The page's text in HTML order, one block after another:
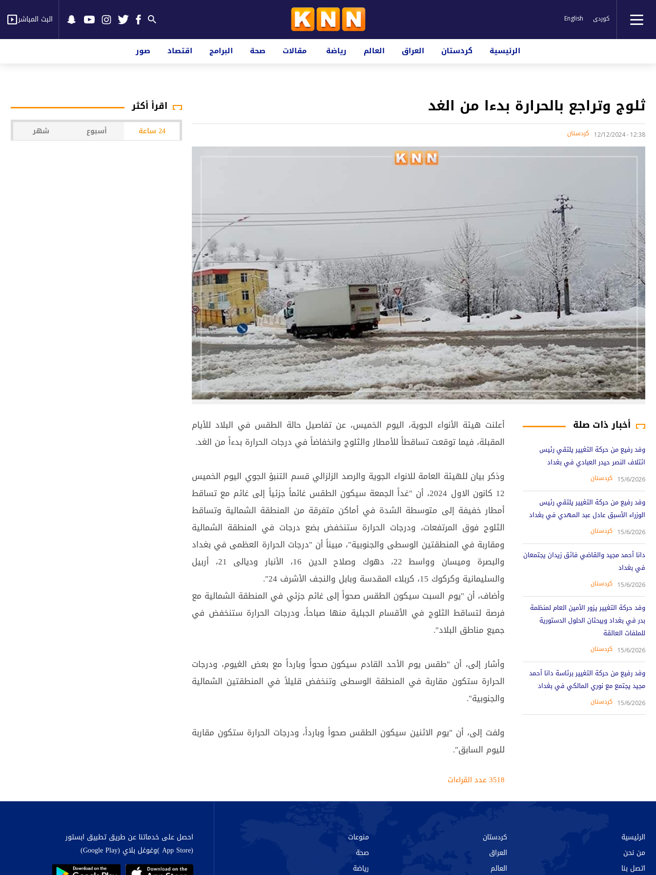
کوردی English البث المباشر
الرئيسية كردستان العراق العالم رياضة مقالات صحة البرامج اقتصاد صور
ثلوج وتراجع بالحرارة بدءا من الغد
12:38 - 12/12/2024 کردستان
أخبار ذات صلة
وفد رفيع من حركة التغيير يلتقي رئيس
ائتلاف النصر حيدر العبادي في بغداد
15/6/2026 کردستان
وفد رفيع من حركة التغيير يلتقي رئيس
الوزراء الأسبق عادل عبد المهدي في بغداد
15/6/2026 کردستان
دانا أحمد مجيد والقاضي فائق زيدان يجتمعان
في بغداد
15/6/2026 کردستان
وفد حركة التغيير يزور الأمين العام لمنظمة
بدر في بغداد ويبحثان الحلول الدستورية
للملفات العالقة
15/6/2026 کردستان
وفد رفيع من حركة التغيير برئاسة دانا أحمد
مجيد يجتمع مع نوري المالكي في بغداد
15/6/2026 کردستان
أعلنت هيئة الأنواء الجوية، اليوم الخميس، عن تفاصيل حالة الطقس في البلاد للأيام
المقبلة، فيما توقعت تساقطاً للأمطار والثلوج وانخفاضاً في درجات الحرارة بدءاً من الغد.
وذكر بيان للهيئة العامة للانواء الجوية والرصد الزلزالي قسم التنبؤ الجوي اليوم الخميس
12 كانون الاول 2024، أن "غداً الجمعة سيكون الطقس غائماً جزئياً إلى غائم مع تساقط
أمطار خفيفة إلى متوسطة الشدة في أماكن متفرقة من المنطقة الشمالية وتساقط
الثلوج فوق المرتفعات، ودرجات الحرارة ستنخفض بضع درجات في المنطقة الشمالية
ومقاربة في المنطقتين الوسطى والجنوبية"، مبيناً أن "درجات الحرارة العظمى في بغداد
والبصرة وميسان وواسط 22، دهوك وصلاح الدين 16، الأنبار وديالى 21، أربيل
والسليمانية وكركوك 15، كربلاء المقدسة وبابل والنجف الأشرف 24".
وأضاف، أن "يوم السبت سيكون الطقس صحواً إلى غائم جزئي في المنطقة الشمالية مع
فرصة لتساقط الثلوج في الأقسام الجبلية منها صباحاً، ودرجات الحرارة ستنخفض في
جميع مناطق البلاد".
وأشار إلى، أن "طقس يوم الأحد القادم سيكون صحواً وبارداً مع بعض الغيوم، ودرجات
الحرارة ستكون مقاربة في المنطقة الوسطى وتنخفض قليلاً في المنطقتين الشمالية
والجنوبية".
ولفت إلى، أن "يوم الاثنين سيكون الطقس صحواً وبارداً، ودرجات الحرارة ستكون مقاربة
لليوم السابق".
3518 عدد القراءات‌‌
اقرأ أكثر
24 ساعة أسبوع شهر
الرئيسية
من نحن‌
اتصل بنا
كردستان
العراق
العالم
منوعات
صحة
رياضة
احصل على خدماتنا عن طريق تطبيق ابستور
(App Store )وغوغل بلاي (Google Play)